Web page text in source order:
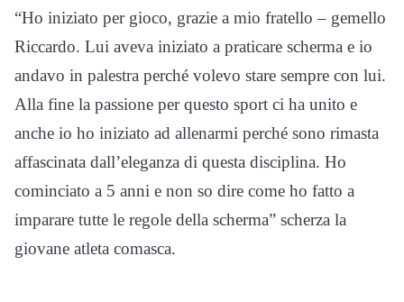
“Ho iniziato per gioco, grazie a mio fratello – gemello
Riccardo. Lui aveva iniziato a praticare scherma e io
andavo in palestra perché volevo stare sempre con lui.
Alla fine la passione per questo sport ci ha unito e
anche io ho iniziato ad allenarmi perché sono rimasta
affascinata dall’eleganza di questa disciplina. Ho
cominciato a 5 anni e non so dire come ho fatto a
imparare tutte le regole della scherma” scherza la
giovane atleta comasca.